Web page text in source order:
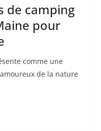
de camping
pour
comme une
de la nature